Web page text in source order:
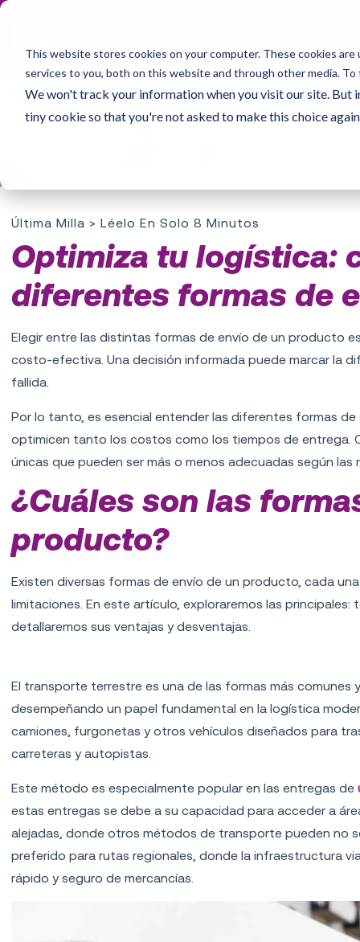
This website stores cookies on your computer. These cookies
services to you, both on this website and through other media.
We won't track your information when you visit our site. But
tiny cookie so that you're not asked to make this choice
Última Milla > Léelo En Solo 8 Minutos
Optimiza tu logística:
diferentes formas de
Elegir entre las distintas formas de envío de un producto
costo-efectiva. Una decisión informada puede marcar la
fallida.
Por lo tanto, es esencial entender las diferentes formas
optimicen tanto los costos como los tiempos de
únicas que pueden ser más o menos adecuadas según
¿Cuáles son las
producto?
Existen diversas formas de envío de un producto, cada
limitaciones. En este artículo, exploraremos las
detallaremos sus ventajas y desventajas.
El transporte terrestre es una de las formas más
desempeñando un papel fundamental en la logística
camiones, furgonetas y otros vehículos diseñados para
carreteras y autopistas.
Este método es especialmente popular en las entregas de
estas entregas se debe a su capacidad para acceder a
alejadas, donde otros métodos de transporte pueden no
preferido para rutas regionales, donde la infraestructura
rápido y seguro de mercancías.